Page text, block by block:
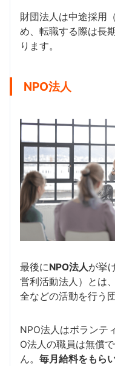
財団法人は中途採用
め、転職する際は長
ります。
NPO法人
最後にNPO法人が挙
営利活動法人）とは
全などの活動を行う
NPO法人はボランテ
O法人の職員は無償
ん。 毎月給料をもら